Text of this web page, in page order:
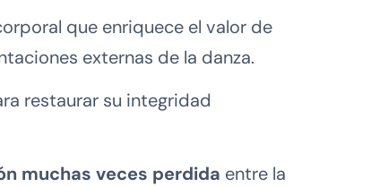
que enriquece el valor de
externas de la danza.
restaurar su integridad
muchas veces perdida entre la